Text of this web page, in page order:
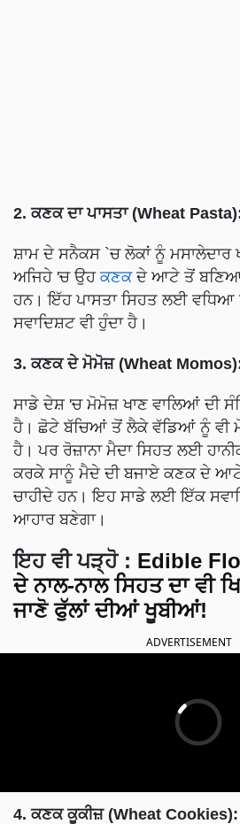
2. ਕਣਕ ਦਾ ਪਾਸਤਾ (Wheat
ਸ਼ਾਮ ਦੇ ਸਨੈਕਸ `ਚ ਲੋਕਾਂ ਨੂੰ ਮਸਾਲੇਦਾਰ
ਅਜਿਹੇ 'ਚ ਉਹ ਕਣਕਦੇ ਆਟੇ ਤੋਂ ਬਣਿਆ
ਹਨ। ਇੱਹ ਪਾਸਤਾ ਸਿਹਤ ਲਈ ਵਧਿਆ
ਸਵਾਦਿਸ਼ਟ ਵੀ ਹੁੰਦਾ ਹੈ।
3. ਕਣਕ ਦੇ ਮੋਮੋਜ਼ (Wheat
ਸਾਡੇ ਦੇਸ਼ 'ਚ ਮੋਮੋਜ਼ ਖਾਣ ਵਾਲਿਆਂ ਦੀ
ਹੈ। ਛੋਟੇ ਬੱਚਿਆਂ ਤੋਂ ਲੈਕੇ ਵੱਡਿਆਂ ਨੂੰ ਵੀ
ਹੈ। ਪਰ ਰੋਜ਼ਾਨਾ ਮੈਦਾ ਸਿਹਤ ਲਈ
ਕਰਕੇ ਸਾਨੂੰ ਮੈਦੇ ਦੀ ਬਜਾਏ ਕਣਕ ਦੇ
ਚਾਹੀਦੇ ਹਨ। ਇਹ ਸਾਡੇ ਲਈ ਇੱਕ
ਆਹਾਰ ਬਣੇਗਾ।
ਇਹ ਵੀ ਪੜ੍ਹੋ : Edible
ਦੇ ਨਾਲ-ਨਾਲ ਸਿਹਤ ਦਾ ਵੀ
ਜਾਣੋ ਫੁੱਲਾਂ ਦੀਆਂ ਖੂਬੀਆਂ!
ADVERTISEMENT
4. ਕਣਕ ਕੂਕੀਜ਼ (Wheat Cookies):